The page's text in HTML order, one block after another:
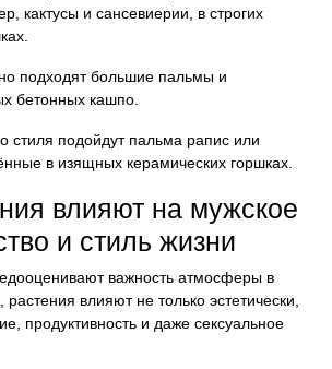
кактусы и сансевиерии, в строгих
подходят большие пальмы и
бетонных кашпо.
стиля подойдут пальма рапис или
в изящных керамических горшках.
влияют на мужское
и стиль жизни
важность атмосферы в
влияют не только эстетически,
продуктивность и даже сексуальное